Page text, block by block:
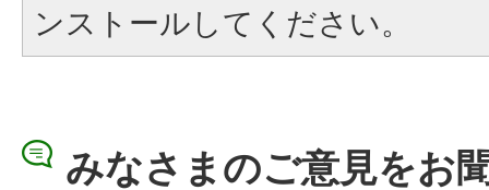
ンストールしてください。
みなさまのご意見をお